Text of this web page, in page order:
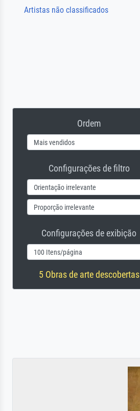
Artistas não classificados
Ordem
Configurações de filtro
Configurações de exibição
5 Obras de arte descobertas